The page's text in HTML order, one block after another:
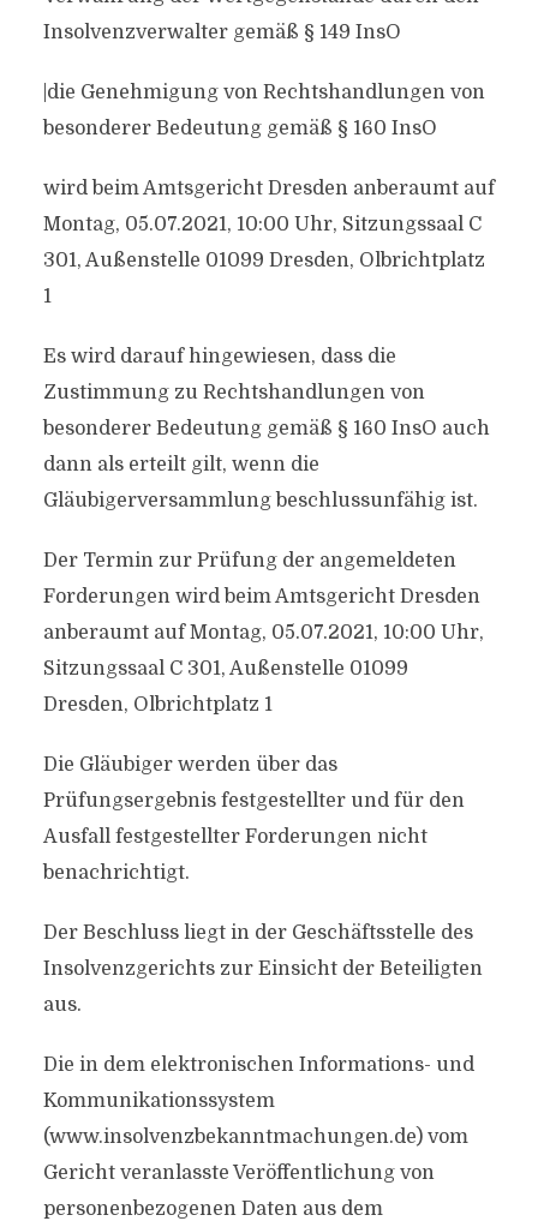
Insolvenzverwalter gemäß § 149 InsO
|die Genehmigung von Rechtshandlungen von
besonderer Bedeutung gemäß § 160 InsO
wird beim Amtsgericht Dresden anberaumt auf
Montag, 05.07.2021, 10:00 Uhr, Sitzungssaal C
301, Außenstelle 01099 Dresden, Olbrichtplatz
1
Es wird darauf hingewiesen, dass die
Zustimmung zu Rechtshandlungen von
besonderer Bedeutung gemäß § 160 InsO auch
dann als erteilt gilt, wenn die
Gläubigerversammlung beschlussunfähig ist.
Der Termin zur Prüfung der angemeldeten
Forderungen wird beim Amtsgericht Dresden
anberaumt auf Montag, 05.07.2021, 10:00 Uhr,
Sitzungssaal C 301, Außenstelle 01099
Dresden, Olbrichtplatz 1
Die Gläubiger werden über das
Prüfungsergebnis festgestellter und für den
Ausfall festgestellter Forderungen nicht
benachrichtigt.
Der Beschluss liegt in der Geschäftsstelle des
Insolvenzgerichts zur Einsicht der Beteiligten
aus.
Die in dem elektronischen Informations- und
Kommunikationssystem
(www.insolvenzbekanntmachungen.de) vom
Gericht veranlasste Veröffentlichung von
personenbezogenen Daten aus dem